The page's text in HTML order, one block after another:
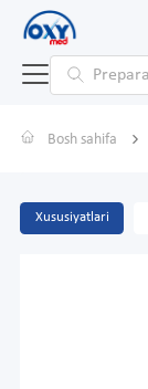
Bosh sahifa
Xususiyatlari